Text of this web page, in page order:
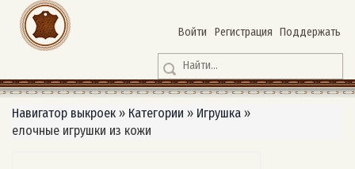
Войти Регистрация Поддержать
Навигатор выкроек » Категории » Игрушка »
елочные игрушки из кожи